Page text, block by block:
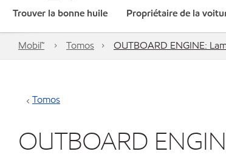
Trouver la bonne huile Propriétaire de la
Mobil™ Tomos OUTBOARD ENGINE:
Tomos
OUTBOARD